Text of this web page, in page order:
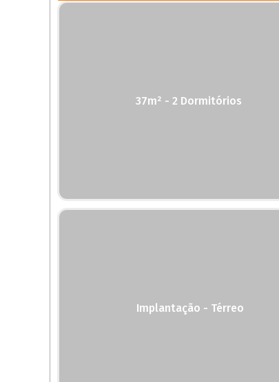
37m² - 2 Dormitórios
Implantação - Térreo